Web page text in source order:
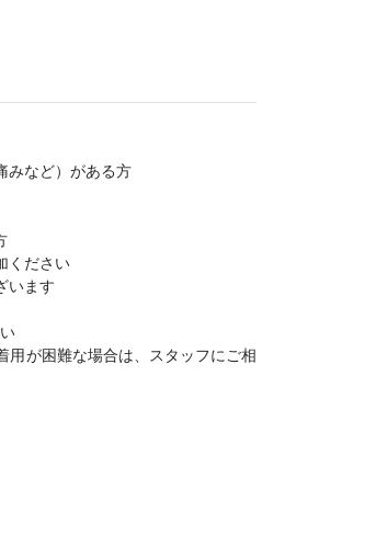
みなど）がある方
ください
います
用が困難な場合は、スタッフにご相